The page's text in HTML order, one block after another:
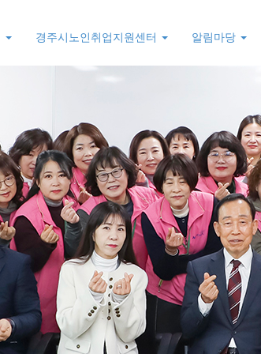
경주시노인취업지원센터 알림마당